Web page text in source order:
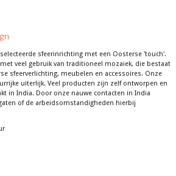
sfeerinrichting met een Oosterse 'touch'.
veel gebruik van traditioneel mozaiek, die bestaat
sfeerverlichting, meubelen en accessoires. Onze
uiterlijk. Veel producten zijn zelf ontworpen en
in India. Door onze nauwe contacten in India
of de arbeidsomstandigheden hierbij